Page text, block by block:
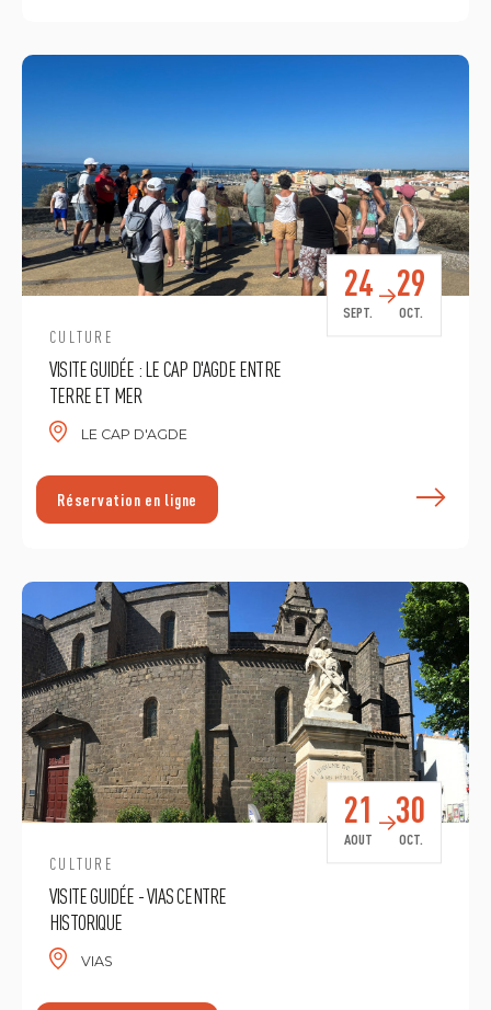
CULTURE
VISITE GUIDÉE : LE CAP D'AGDE ENTRE
TERRE ET MER
LE CAP D'AGDE
24
SEPT.
29
OCT.
Réservation en ligne
CULTURE
VISITE GUIDÉE - VIAS CENTRE
HISTORIQUE
VIAS
21
AOUT
30
OCT.